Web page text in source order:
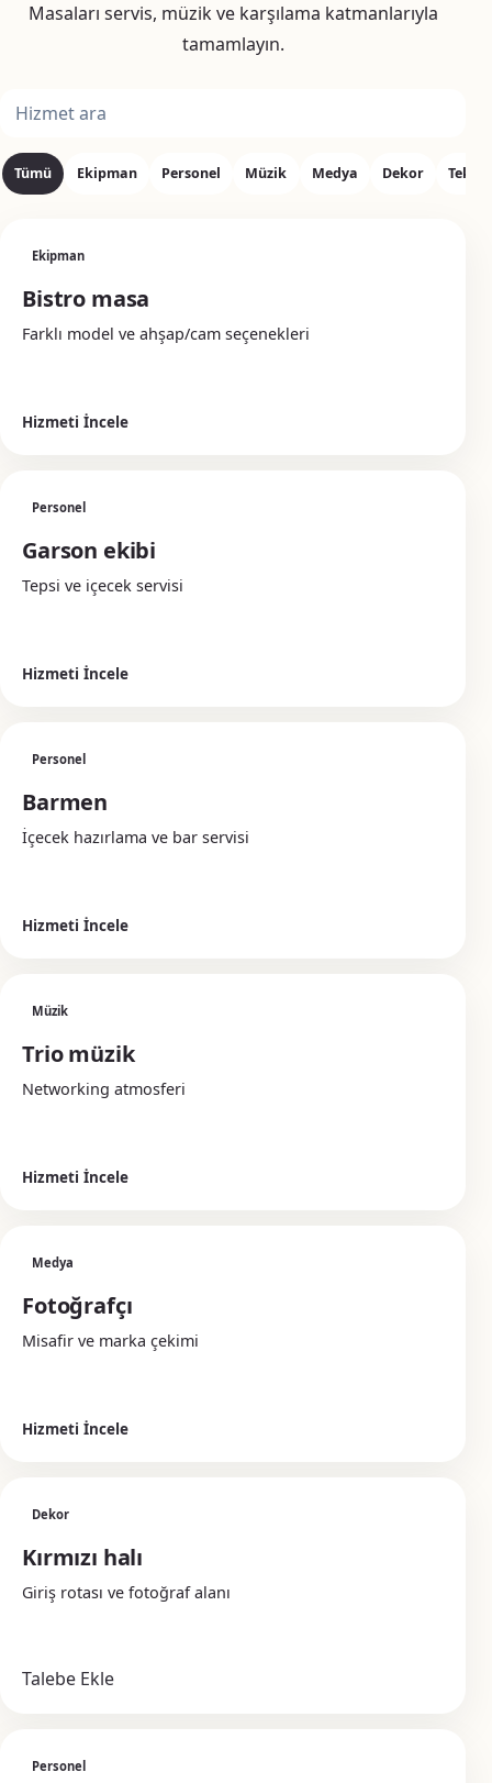
Masaları servis, müzik ve karşılama katmanlarıyla
tamamlayın.
Ek hizmet ara
Tümü Ekipman Personel Müzik Medya Dekor
Ekipman
Bistro masa
Farklı model ve ahşap/cam seçenekleri
Hizmeti İncele
Personel
Garson ekibi
Tepsi ve içecek servisi
Hizmeti İncele
Personel
Barmen
İçecek hazırlama ve bar servisi
Hizmeti İncele
Müzik
Trio müzik
Networking atmosferi
Hizmeti İncele
Medya
Fotoğrafçı
Misafir ve marka çekimi
Hizmeti İncele
Dekor
Kırmızı halı
Giriş rotası ve fotoğraf alanı
Talebe Ekle
Personel